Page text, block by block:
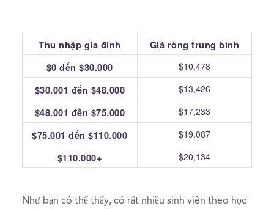
Thu nhập gia đình
Giá ròng trung bình
$0 đến $30.000
$10,478
$30.001 đến $48.000 $13,426
$48.001 đến $75.000 $17,233
$75.001 đến $110.000 $19,087
$110.000+ $20,134
Như bạn có thể thấy, có rất nhiều sinh viên theo học